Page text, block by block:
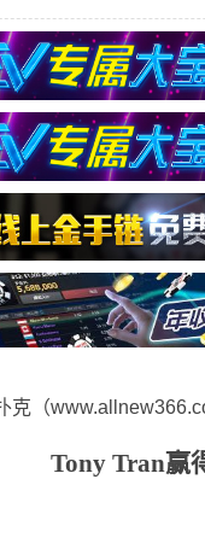
克（
Tony Tran赢